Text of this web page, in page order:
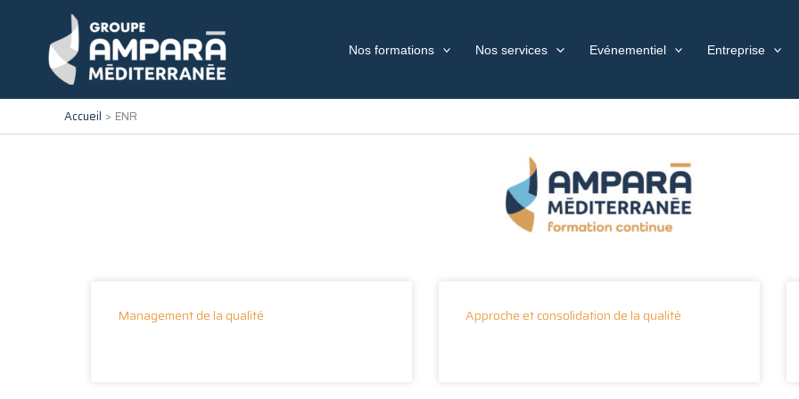
Nos formations Nos services Evénementiel Entreprise
Accueil ENR
Management de la qualité Approche et consolidation de la qualité